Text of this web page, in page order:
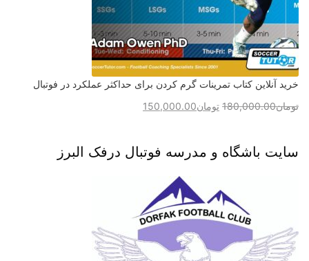
خرید آنلاین کتاب تمرینات گرم کردن برای حداکثر عملکرد در فوتبال
تومان180,000.00 تومان150,000.00
سایت باشگاه و مدرسه فوتبال درفک البرز